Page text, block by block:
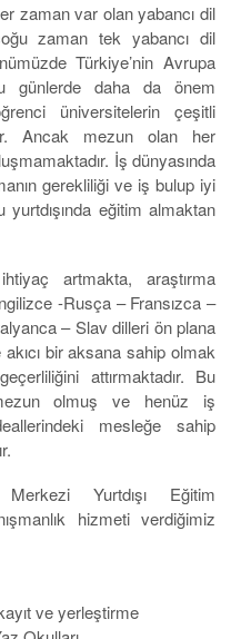
zaman var olan yabancı dil
zaman tek yabancı dil
Türkiye’nin Avrupa
günlerde daha da önem
üniversitelerin çeşitli
Ancak mezun olan her
İş dünyasında
gerekliliği ve iş bulup iyi
yurtdışında eğitim almaktan
artmakta, araştırma
-Rusça – Fransızca –
– Slav dilleri ön plana
bir aksana sahip olmak
attırmaktadır. Bu
olmuş ve henüz iş
mesleğe sahip
Yurtdışı Eğitim
hizmeti verdiğimiz
ve yerleştirme